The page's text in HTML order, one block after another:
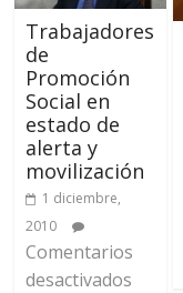
Trabajadores
de
Promoción
Social en
estado de
alerta y
movilización
1 diciembre,
2010
Comentarios
desactivados